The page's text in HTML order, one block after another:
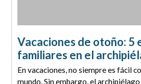
Vacaciones de otoño: 5
familiares en el
En vacaciones, no siempre es fácil
mundo. Sin embargo, el